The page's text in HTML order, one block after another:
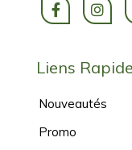
Liens Rapide
Nouveautés
Promo